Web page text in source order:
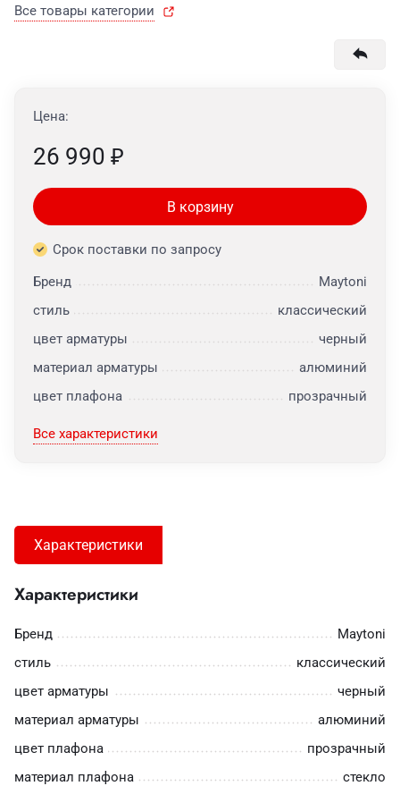
Все товары категории
Цена:
26 990 ₽
В корзину
Срок поставки по запросу
Бренд
Maytoni
стиль
классический
цвет арматуры
черный
материал арматуры
алюминий
цвет плафона
прозрачный
Все характеристики
Характеристики
Характеристики
Бренд
Maytoni
стиль
классический
цвет арматуры
черный
материал арматуры
алюминий
цвет плафона
прозрачный
материал плафона
стекло